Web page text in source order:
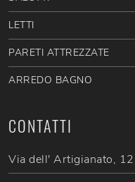
LETTI
PARETI ATTREZZATE
ARREDO BAGNO
CONTATTI
Via dell' Artigianato, 12